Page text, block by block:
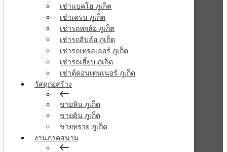
เช่าแบคโฮ ภูเก็ต
เช่าเครน ภูเก็ต
เช่ารถหกล้อ ภูเก็ต
เช่ารถสิบล้อ ภูเก็ต
เช่ารถเทรลเลอร์ ภูเก็ต
เช่ารถเฮี้ยบ ภูเก็ต
เช่าตู้คอนเทนเนอร์ ภูเก็ต
วัสดุก่อสร้าง
ขายหิน ภูเก็ต
ขายดิน ภูเก็ต
ขายทราย ภูเก็ต
งานภาคสนาม